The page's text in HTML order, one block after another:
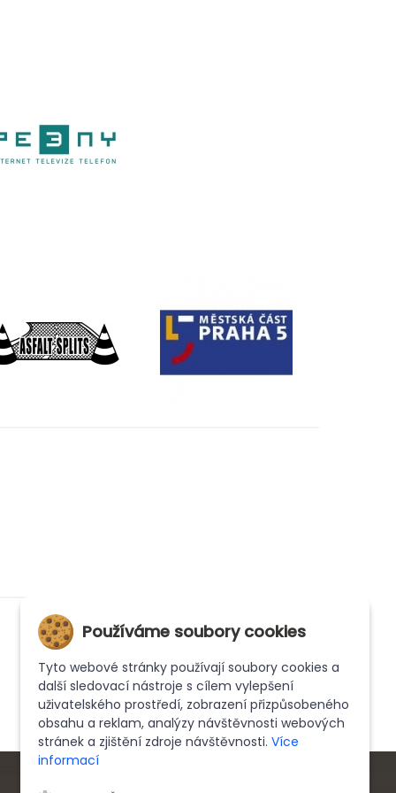
Používáme soubory cookies
Tyto webové stránky používají soubory cookies a
další sledovací nástroje s cílem vylepšení
uživatelského prostředí, zobrazení přizpůsobeného
obsahu a reklam, analýzy návštěvnosti webových
stránek a zjištění zdroje návštěvnosti. Více
informací